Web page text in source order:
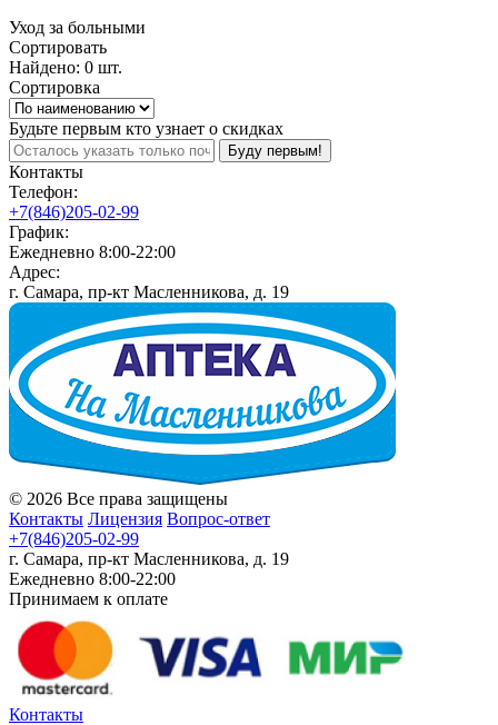
Уход за больными
Сортировать
Найдено: 0 шт.
Сортировка
Будьте первым кто узнает о скидках
Буду первым!
Контакты
Телефон:
+7(846)205-02-99
График:
Ежедневно 8:00-22:00
Адрес:
г. Самара, пр-кт Масленникова, д. 19
© 2026 Все права защищены
Контакты Лицензия Вопрос-ответ
+7(846)205-02-99
г. Самара, пр-кт Масленникова, д. 19
Ежедневно 8:00-22:00
Принимаем к оплате
Контакты